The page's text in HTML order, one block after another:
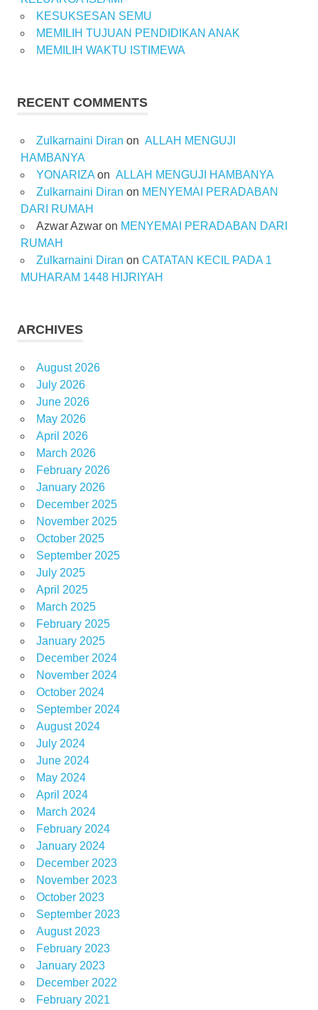
KESUKSESAN SEMU
MEMILIH TUJUAN PENDIDIKAN ANAK
MEMILIH WAKTU ISTIMEWA
RECENT COMMENTS
Zulkarnaini Diran on ALLAH MENGUJI
HAMBANYA
YONARIZAon ALLAH MENGUJI HAMBANYA
Zulkarnaini Diran on MENYEMAI PERADABAN
DARI RUMAH
Azwar Azwaron MENYEMAI PERADABAN DARI
RUMAH
Zulkarnaini Diran on CATATAN KECIL PADA 1
MUHARAM 1448 HIJRIYAH
ARCHIVES
August 2026
July 2026
June 2026
May 2026
April 2026
March 2026
February 2026
January 2026
December 2025
November 2025
October 2025
September 2025
July 2025
April 2025
March 2025
February 2025
January 2025
December 2024
November 2024
October 2024
September 2024
August 2024
July 2024
June 2024
May 2024
April 2024
March 2024
February 2024
January 2024
December 2023
November 2023
October 2023
September 2023
August 2023
February 2023
January 2023
December 2022
February 2021